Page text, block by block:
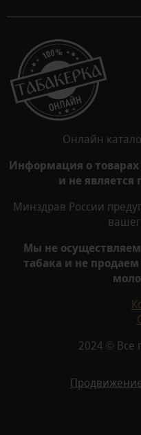
Онлайн
Информация о
и не
Минздрав России
Мы не
табака и не
2024 ©